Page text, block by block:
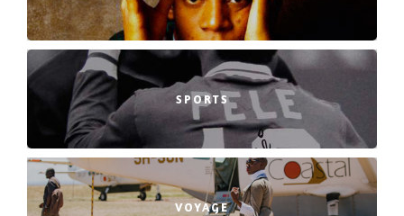
SPORTS
VOYAGE